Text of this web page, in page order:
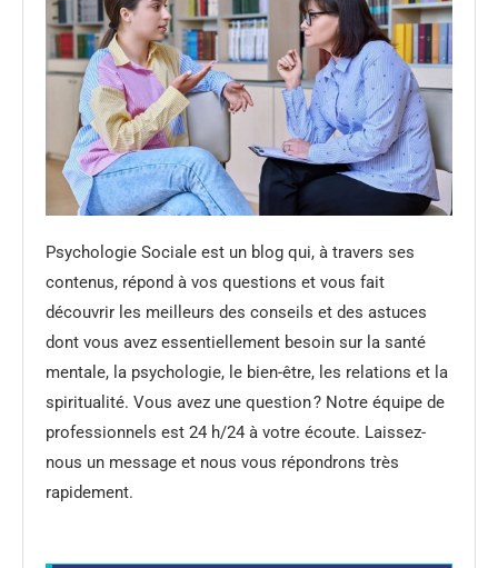
Psychologie Sociale est un blog qui, à travers ses
contenus, répond à vos questions et vous fait
découvrir les meilleurs des conseils et des astuces
dont vous avez essentiellement besoin sur la santé
mentale, la psychologie, le bien-être, les relations et la
spiritualité. Vous avez une question ? Notre équipe de
professionnels est 24 h/24 à votre écoute. Laissez-
nous un message et nous vous répondrons très
rapidement.